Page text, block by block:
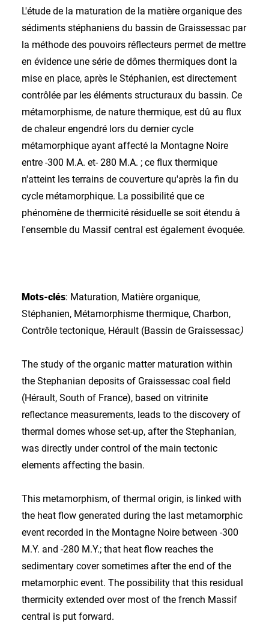
L'étude de la maturation de la matière organique des
sédiments stéphaniens du bassin de Graissessac par
la méthode des pouvoirs réflecteurs permet de mettre
en évidence une série de dômes thermiques dont la
mise en place, après le Stéphanien, est directement
contrôlée par les éléments structuraux du bassin. Ce
métamorphisme, de nature thermique, est dû au flux
de chaleur engendré lors du dernier cycle
métamorphique ayant affecté la Montagne Noire
entre -300 M.A. et- 280 M.A. ; ce flux thermique
n'atteint les terrains de couverture qu'après la fin du
cycle métamorphique. La possibilité que ce
phénomène de thermicité résiduelle se soit étendu à
l'ensemble du Massif central est également évoquée.
Mots-clés: Maturation, Matière organique,
Stéphanien, Métamorphisme thermique, Charbon,
Contrôle tectonique, Hérault (Bassin de Graissessac)
The study of the organic matter maturation within
the Stephanian deposits of Graissessac coal field
(Hérault, South of France), based on vitrinite
reflectance measurements, leads to the discovery of
thermal domes whose set-up, after the Stephanian,
was directly under control of the main tectonic
elements affecting the basin.
This metamorphism, of thermal origin, is linked with
the heat flow generated during the last metamorphic
event recorded in the Montagne Noire between -300
M.Y. and -280 M.Y.; that heat flow reaches the
sedimentary cover sometimes after the end of the
metamorphic event. The possibility that this residual
thermicity extended over most of the french Massif
central is put forward.